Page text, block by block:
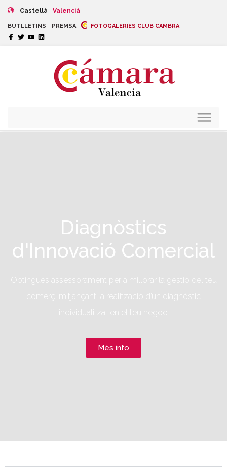
Castellà Valencià
BUTLLETINS PREMSA FOTOGALERIES CLUB CAMBRA
Diagnòstics
d'Innovació Comercial
Obtingues assessorament per a millorar la gestió del teu
comerç, mitjançant la realització d’un diagnòstic
individualitzat en el teu negoci
Més info